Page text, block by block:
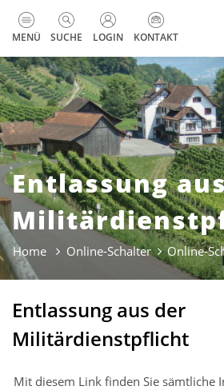
zur Startseite
Direkt zur
Direkt zum Inhalt
Direkt zur Suche
Direkt zum
Kopfzeile
MENÜ SUCHE LOGIN KONTAKT
Entlassung
Home Online-Schalter Online-
Entlassung aus der
Militärdienstpflicht
Mit diesem Link finden Sie sämtliche